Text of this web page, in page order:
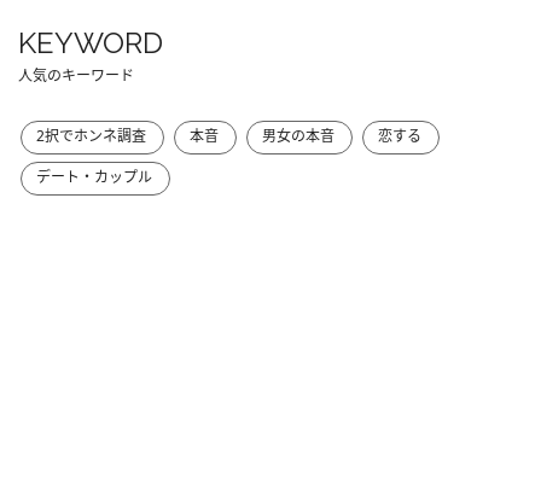
KEYWORD
人気のキーワード
2択でホンネ調査 本音 男女の本音
恋する
デート・カップル